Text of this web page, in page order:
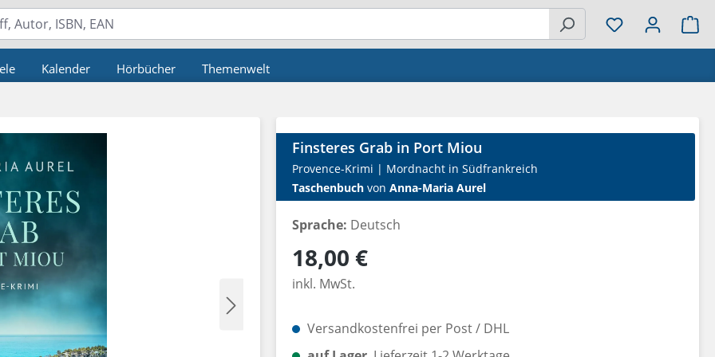
Kalender Hörbücher Themenwelt
Finsteres Grab in Port Miou
Provence-Krimi | Mordnacht in Südfrankreich
Taschenbuch von Anna-Maria Aurel
Sprache: Deutsch
Regulärer Preis:
18,00 €
inkl. MwSt.
Versandkostenfrei per Post / DHL